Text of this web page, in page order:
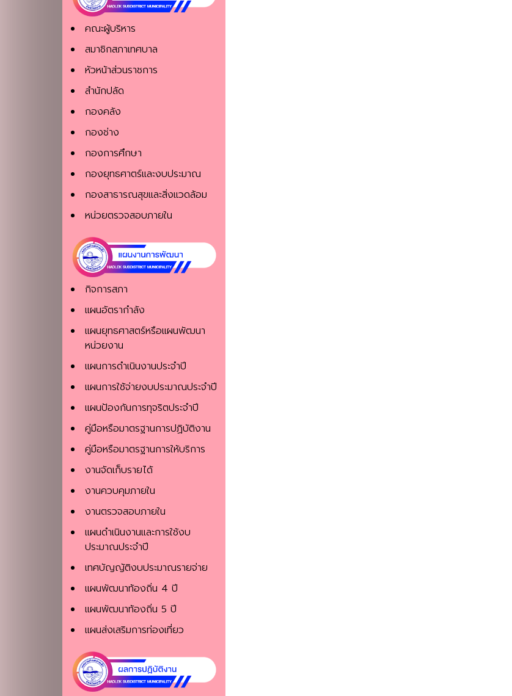
คณะผู้บริหาร
สมาชิกสภาเทศบาล
หัวหน้าส่วนราชการ
สำนักปลัด
กองคลัง
กองช่าง
กองการศึกษา
กองยุทธศาตร์และงบประมาณ
กองสาธารณสุขและสิ่งแวดล้อม
หน่วยตรวจสอบภายใน
กิจการสภา
แผนอัตรากำลัง
แผนยุทธศาสตร์หรือแผนพัฒนา
หน่วยงาน
แผนการดำเนินงานประจำปี
แผนการใช้จ่ายงบประมาณประจำปี
แผนป้องกันการทุจริตประจําปี
คู่มือหรือมาตรฐานการปฏิบัติงาน
คู่มือหรือมาตรฐานการให้บริการ
งานจัดเก็บรายได้
งานควบคุมภายใน
งานตรวจสอบภายใน
แผนดำเนินงานและการใช้งบ
ประมาณประจำปี
เทศบัญญัติงบประมาณรายจ่าย
แผนพัฒนาท้องถิ่น 4 ปี
แผนพัฒนาท้องถิ่น 5 ปี
แผนส่งเสริมการท่องเที่ยว